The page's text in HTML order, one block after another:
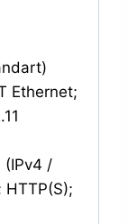
Ethernet;
(IPv4 /
HTTP(S);